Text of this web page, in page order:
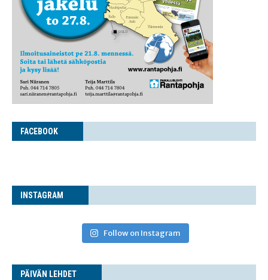
FACE­BOOK
INS­TA­GRAM
Follow on Instagram
PÄI­VÄN LEHDET